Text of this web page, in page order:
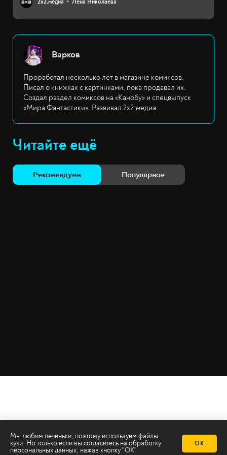
2х2.медиа Лена Николаева
Варков
Проработал несколько лет в магазине комиксов.
Писал о книжках с картинками, пока продавал их.
Создал раздел комиксов на «Канобу» и спецвыпуск
«Мира Фантастики». Развивал 2х2.медиа.
Читайте ещё
Рекомендуем Популярное
Мы любим печеньки, поэтому используем файлы
куки. Но только если вы согласитесь на обработку
персональных данных, нажав кнопку "ОК"
ОК